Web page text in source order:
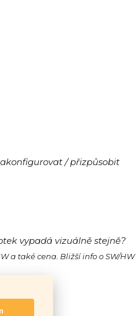
/ přizpůsobit
vypadá vizuálně stejně?
a také cena. Bližší info o SW/HW